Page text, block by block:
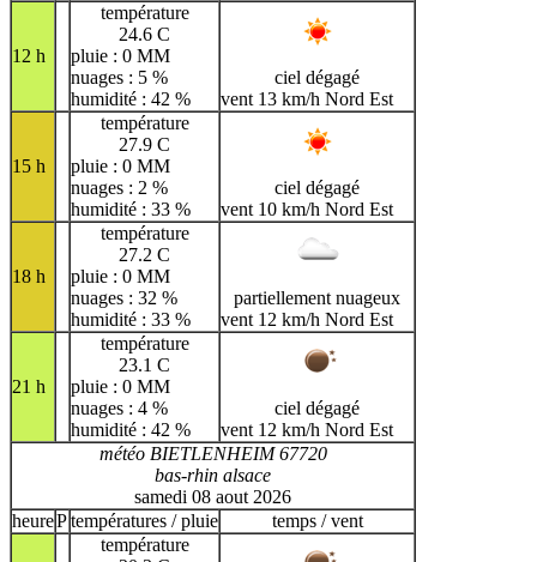
12 h
température
24.6 C
pluie : 0 MM
nuages : 5 %
humidité : 42 %
ciel dégagé
vent 13 km/h Nord Est
15 h
température
27.9 C
pluie : 0 MM
nuages : 2 %
humidité : 33 %
ciel dégagé
vent 10 km/h Nord Est
18 h
température
27.2 C
pluie : 0 MM
nuages : 32 %
humidité : 33 %
partiellement nuageux
vent 12 km/h Nord Est
21 h
température
23.1 C
pluie : 0 MM
nuages : 4 %
humidité : 42 %
ciel dégagé
vent 12 km/h Nord Est
météo BIETLENHEIM 67720
bas-rhin alsace
samedi 08 aout 2026
heurePtempératures / pluie temps / vent
température